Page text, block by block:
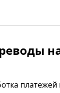
платежей